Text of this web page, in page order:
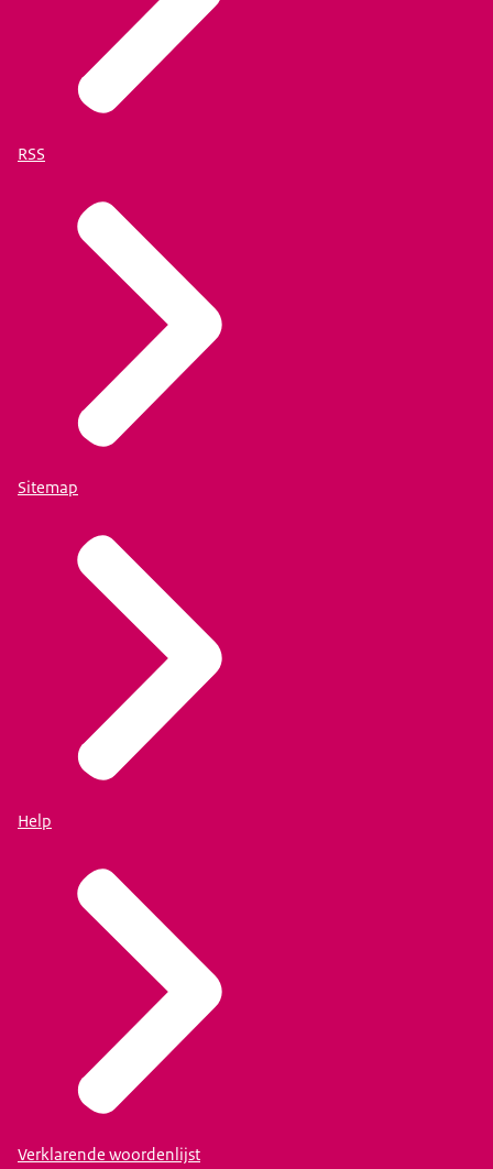
RSS
Sitemap
Help
Verklarende woordenlijst